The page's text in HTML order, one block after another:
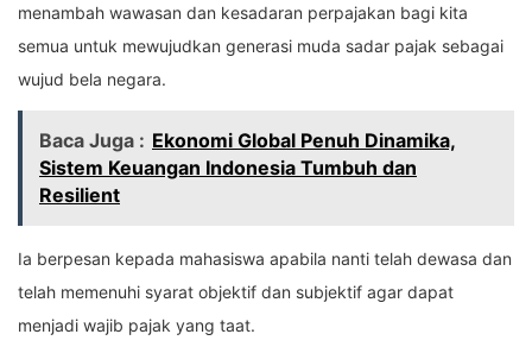
menambah wawasan dan kesadaran perpajakan bagi kita
semua untuk mewujudkan generasi muda sadar pajak sebagai
wujud bela negara.
Baca Juga : Ekonomi Global Penuh Dinamika,
Sistem Keuangan Indonesia Tumbuh dan
Resilient
Ia berpesan kepada mahasiswa apabila nanti telah dewasa dan
telah memenuhi syarat objektif dan subjektif agar dapat
menjadi wajib pajak yang taat.